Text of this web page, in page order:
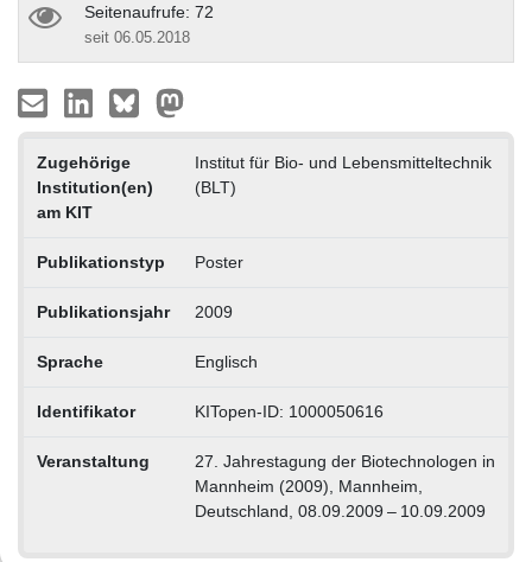
Seitenaufrufe: 72
seit 06.05.2018
Zugehörige
Institution(en)
am KIT
Institut für Bio- und Lebensmitteltechnik
(BLT)
Publikationstyp Poster
Publikationsjahr 2009
Sprache Englisch
Identifikator KITopen-ID: 1000050616
Veranstaltung
27. Jahrestagung der Biotechnologen in
Mannheim (2009), Mannheim,
Deutschland, 08.09.2009 – 10.09.2009